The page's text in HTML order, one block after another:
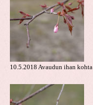
10.5.2018 Avaudun ihan kohta